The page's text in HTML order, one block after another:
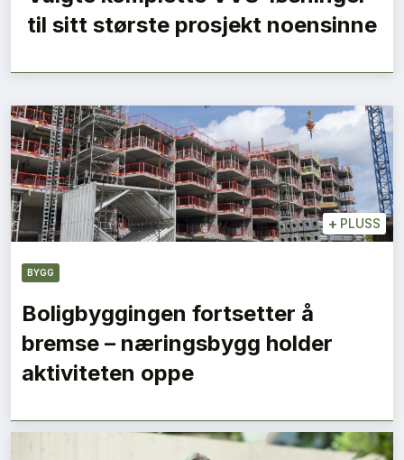
til sitt største prosjekt noensinne
+ PLUSS
BYGG
Boligbyggingen fortsetter å
bremse – næringsbygg holder
aktiviteten oppe